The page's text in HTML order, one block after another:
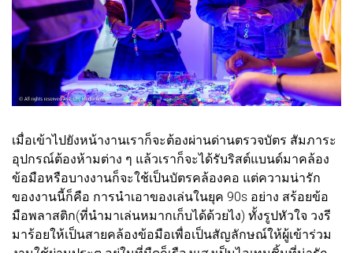
เมื่อเข้าไปยังหน้างานเราก็จะต้องผ่านด่านตรวจบัตร สัมภาระ
อุปกรณ์ต้องห้ามต่าง ๆ แล้วเราก็จะได้รับริสต์แบนด์มาคล้อง
ข้อมือหรือบางงานก็จะใช้เป็นบัตรคล้องคอ แต่ความน่ารัก
ของงานนี้ก็คือ การนำเอาของเล่นในยุค 90s อย่าง สร้อยข้อ
มือพลาสติก(ที่นำมาเล่นหมากเก็บได้ด้วยไง) ทั้งรูปหัวใจ วงรี
มาร้อยให้เป็นสายคล้องข้อมือเพื่อเป็นสัญลักษณ์ให้ผู้เข้าร่วม